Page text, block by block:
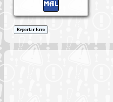
Reportar Erro